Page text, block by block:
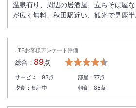
温泉有り、周辺の居酒屋、立ちそば屋
が広く無料、秋田駅近い、観光で男鹿
JTBお客様アンケート評価
総合： 89点
サービス： 93点 部屋： 77点
夕食： 集計中 朝食： 85点